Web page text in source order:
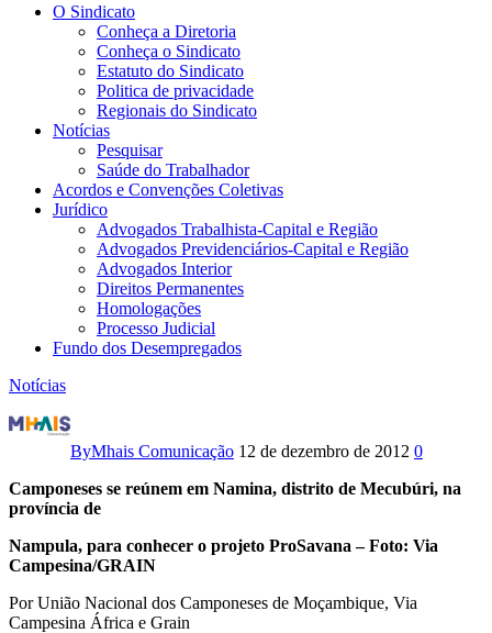
O Sindicato
Conheça a Diretoria
Conheça o Sindicato
Estatuto do Sindicato
Politica de privacidade
Regionais do Sindicato
Notícias
Pesquisar
Saúde do Trabalhador
Acordos e Convenções Coletivas
Jurídico
Advogados Trabalhista-Capital e Região
Advogados Previdenciários-Capital e Região
Advogados Interior
Direitos Permanentes
Homologações
Processo Judicial
Fundo dos Desempregados
Notícias
Agronegócio
brasileiro
invade
a
África
ByMhais Comunicação 12 de dezembro de 2012 0
Camponeses se reúnem em Namina, distrito de Mecubúri, na
província de
Nampula, para conhecer o projeto ProSavana – Foto: Via
Campesina/GRAIN
Por União Nacional dos Camponeses de Moçambique, Via
Campesina África e Grain